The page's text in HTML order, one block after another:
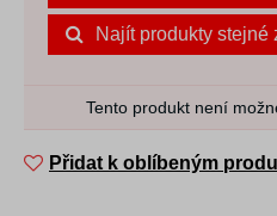
Najít produkty stejné
Tento produkt není
Přidat k oblíbeným